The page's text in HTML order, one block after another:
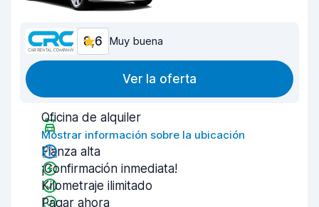
8,6 Muy buena
Ver la oferta
Oficina de alquiler
Mostrar información sobre la ubicación
Fianza alta
¡Confirmación inmediata!
Kilometraje ilimitado
Pagar ahora